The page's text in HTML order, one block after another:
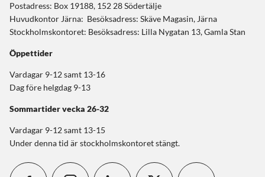
Postadress: Box 19188, 152 28 Södertälje
Huvudkontor Järna: Besöksadress: Skäve Magasin, Järna
Stockholmskontoret: Besöksadress: Lilla Nygatan 13, Gamla Stan
Öppettider
Vardagar 9-12 samt 13-16
Dag före helgdag 9-13
Sommartidervecka 26-32
Vardagar 9-12 samt 13-15
Under denna tid är stockholmskontoret stängt.